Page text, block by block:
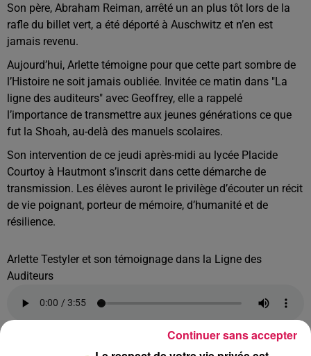
Son père, Abraham Reiman, arrêté un an plus tôt lors de la
rafle du billet vert, a été déporté à Auschwitz et n’en est
jamais revenu.
Aujourd’hui, Arlette témoigne pour que cette part sombre de
l’Histoire ne soit jamais oubliée. Invitée ce matin dans "La
ligne des auditeurs" avec Geoffrey, elle a rappelé
l’importance de transmettre aux jeunes générations ce que
fut la Shoah, au-delà des manuels scolaires.
Son intervention de ce jeudi après-midi au lycée Placide
Courtoy à Hautmont s’inscrit dans cette démarche de
transmission. Les élèves auront le privilège d’écouter un récit
de vie poignant, porteur de mémoire, d’humanité et de
résilience.
Arlette Testyler et son témoignage dans la Ligne des
Auditeurs
Continuer sans accepter